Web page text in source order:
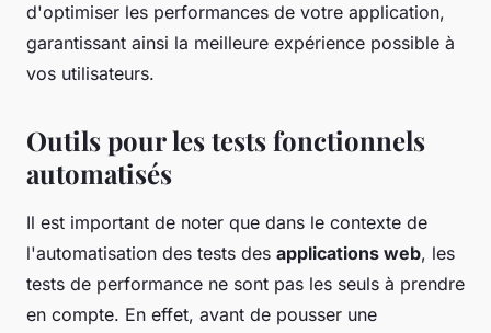
d'optimiser les performances de votre application,
garantissant ainsi la meilleure expérience possible à
vos utilisateurs.
Outils pour les tests fonctionnels
automatisés
Il est important de noter que dans le contexte de
l'automatisation des tests des applications web, les
tests de performance ne sont pas les seuls à prendre
en compte. En effet, avant de pousser une